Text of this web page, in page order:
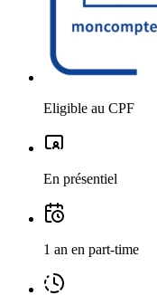
Eligible au CPF
En présentiel
1 an en part-time